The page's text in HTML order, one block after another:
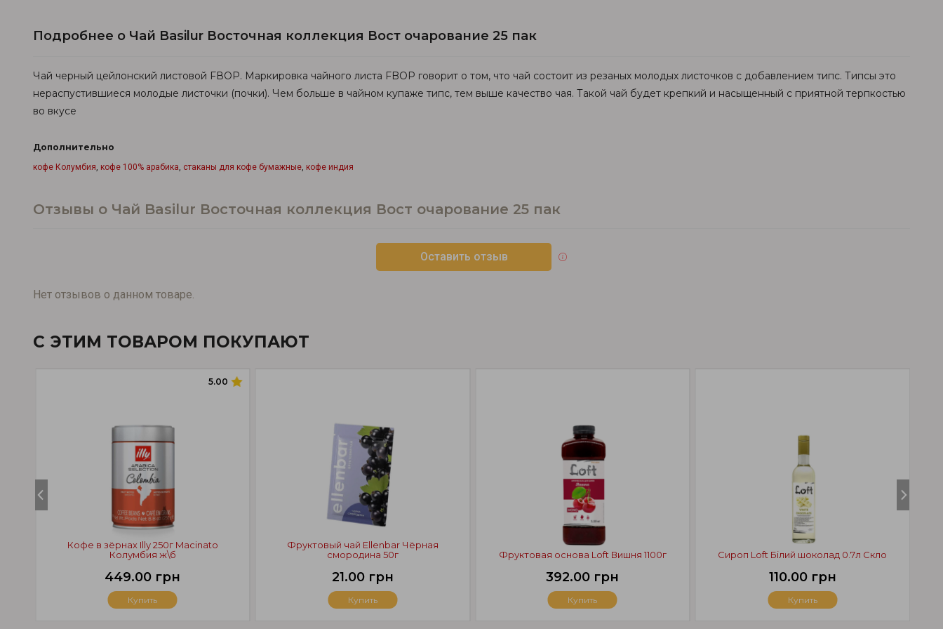
Подробнее о Чай Basilur Восточная коллекция Вост очарование 25 пак
Чай черный цейлонский листовой FВOP. Маркировка чайного листа FBOP говорит о том, что чай состоит из резаных молодых листочков с добавлением типс. Типсы это
нераспустившиеся молодые листочки (почки). Чем больше в чайном купаже типс, тем выше качество чая. Такой чай будет крепкий и насыщенный с приятной терпкостью
во вкусе
Дополнительно
кофе Колумбия, кофе 100% арабика, стаканы для кофе бумажные, кофе индия
Отзывы о Чай Basilur Восточная коллекция Вост очарование 25 пак
Оставить отзыв
Нет отзывов о данном товаре.
С ЭТИМ ТОВАРОМ ПОКУПАЮТ
Сироп Loft Білий шоколад 0.7л Скло
110.00 грн
Купить
5.00
Кофе в зёрнах Illy 250г Macinato
Колумбия ж\б
449.00 грн
Купить
Фруктовый чай Ellenbar Чёрная
смородина 50г
21.00 грн
Купить
Фруктовая основа Loft Вишня 1100г
392.00 грн
Купить